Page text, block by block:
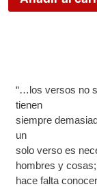
“…los versos no
tienen
siempre
un
solo verso es
hombres y cosas;
hace falta